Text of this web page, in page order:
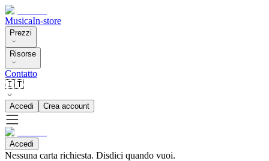
MusicaIn-store
Prezzi
Risorse
Contatto
🇮🇹
Accedi Crea account
Accedi
Nessuna carta richiesta. Disdici quando vuoi.